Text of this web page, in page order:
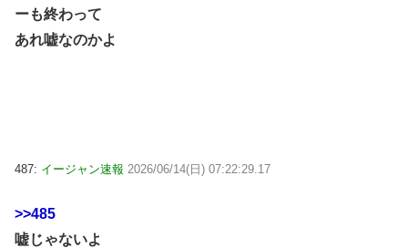
ーも終わって
あれ嘘なのかよ
487: イージャン速報 2026/06/14(日) 07:22:29.17
>>485
嘘じゃないよ